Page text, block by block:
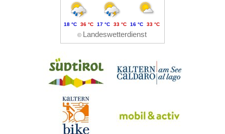
© Landeswetterdienst
18 °C 36 °C 17 °C 33 °C 16 °C 33 °C